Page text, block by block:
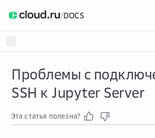
/DOCS
Проблемы с
SSH к Jupyter Server
Эта статья полезна?